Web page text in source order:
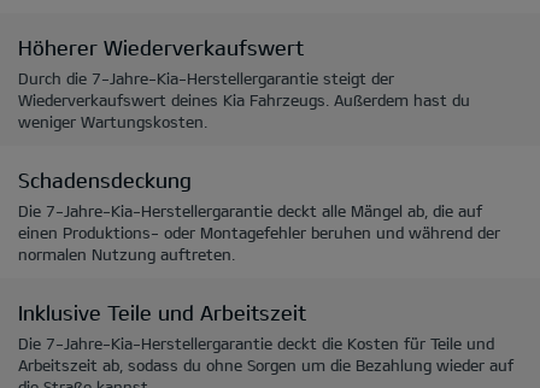
Höherer Wiederverkaufswert
Durch die 7-Jahre-Kia-Herstellergarantie steigt der
Wiederverkaufswert deines Kia Fahrzeugs. Außerdem hast du
weniger Wartungskosten.
Schadensdeckung
Die 7-Jahre-Kia-Herstellergarantie deckt alle Mängel ab, die auf
einen Produktions- oder Montagefehler beruhen und während der
normalen Nutzung auftreten.
Inklusive Teile und Arbeitszeit
Die 7-Jahre-Kia-Herstellergarantie deckt die Kosten für Teile und
Arbeitszeit ab, sodass du ohne Sorgen um die Bezahlung wieder auf